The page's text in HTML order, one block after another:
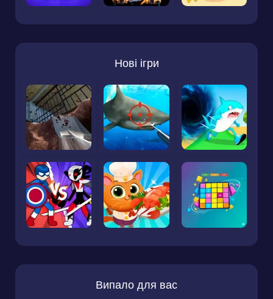
Нові ігри
Випало для вас